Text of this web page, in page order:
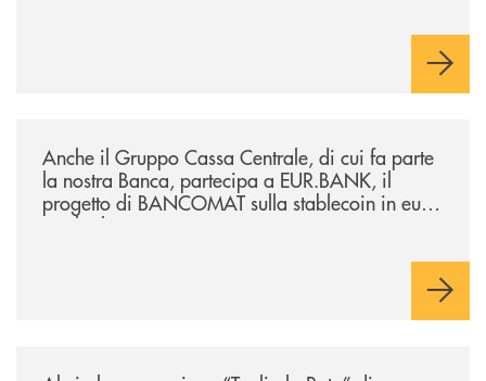
Anche il Gruppo Cassa Centrale, di cui fa parte
la nostra Banca, partecipa a EUR.BANK, il
progetto di BANCOMAT sulla stablecoin in euro
e sul relativo ecosistema